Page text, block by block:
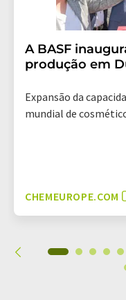
A BASF
produção em
Expansão da
mundial de
CHEMEUROPE.COM